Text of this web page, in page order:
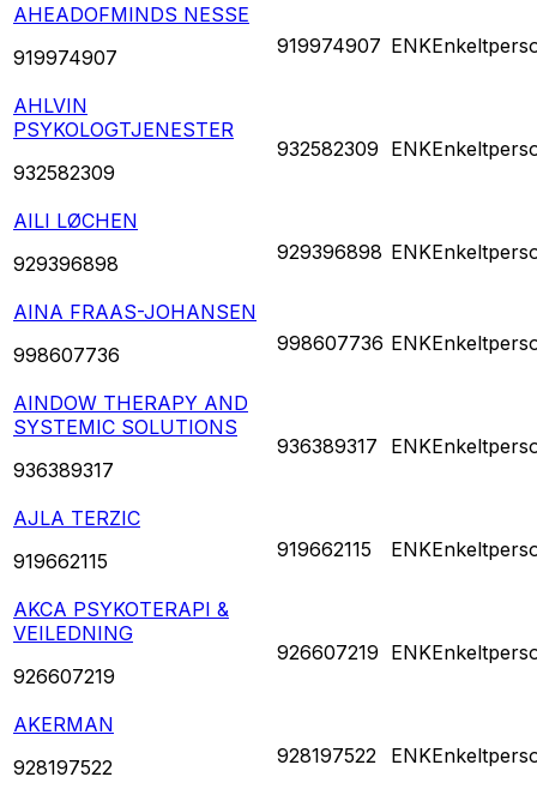
AHEADOFMINDS NESSE
919974907
919974907 ENK
AHLVIN
PSYKOLOGTJENESTER
932582309
932582309 ENK
AILI LØCHEN
929396898
929396898 ENK
AINA FRAAS-JOHANSEN
998607736
998607736 ENK
AINDOW THERAPY AND
SYSTEMIC SOLUTIONS
936389317
936389317 ENK
AJLA TERZIC
919662115
919662115 ENK
AKCA PSYKOTERAPI &
VEILEDNING
926607219
926607219 ENK
AKERMAN
928197522
928197522 ENK